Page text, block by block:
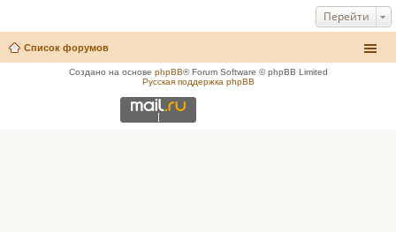
Перейти
Список форумов
Создано на основе phpBB® Forum Software © phpBB Limited
Русская поддержка phpBB